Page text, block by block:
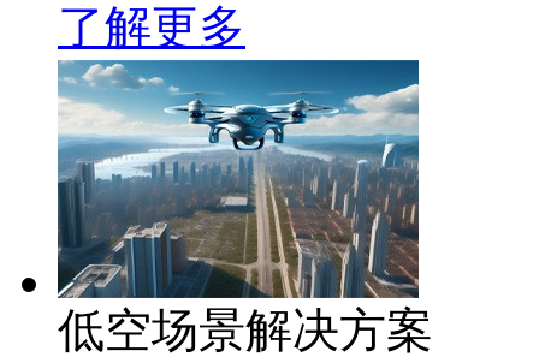
了解更多
低空场景解决方案